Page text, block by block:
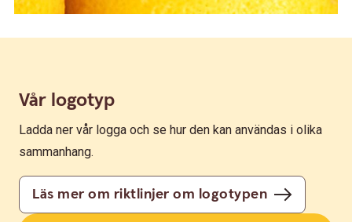
Vår logotyp
Ladda ner vår logga och se hur den kan användas i olika
sammanhang.
Läs mer om riktlinjer om logotypen